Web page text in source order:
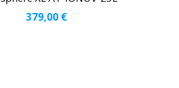
379,00 €